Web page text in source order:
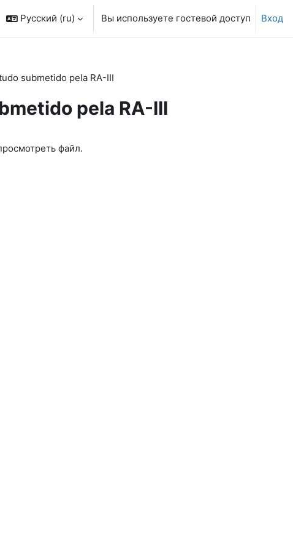
Русский ‎(ru)‎ Вы используете гостевой доступ Вход
submetido pela RA-III
pela RA-III
файл.